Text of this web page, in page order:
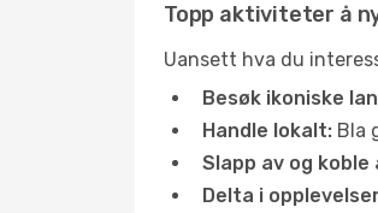
Topp aktiviteter å
Uansett hva du
Besøk ikoniske
Handle lokalt: Bla
Slapp av og koble
Delta i